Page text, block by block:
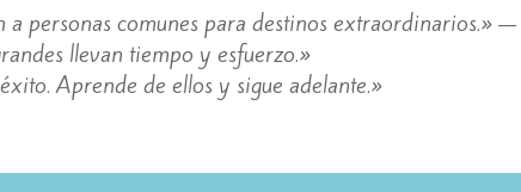
a personas comunes para destinos extraordinarios.» —
llevan tiempo y esfuerzo.»
Aprende de ellos y sigue adelante.»